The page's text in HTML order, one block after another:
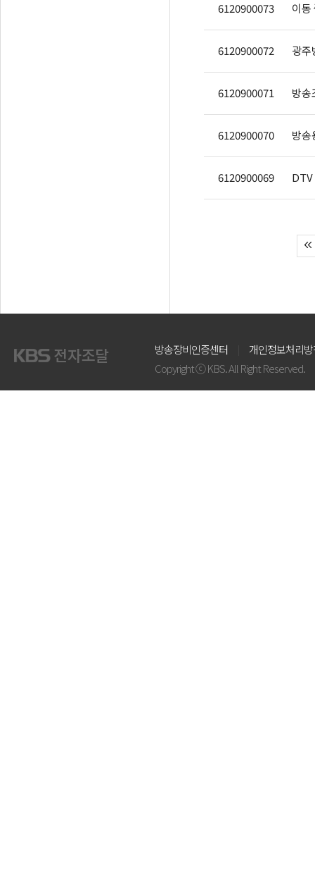
6120900073
6120900072
6120900071 방송
6120900070 방송
6120900069
방송장비인증센터
개인정보처리
Copyright ⓒ KBS. All Right Reserved.